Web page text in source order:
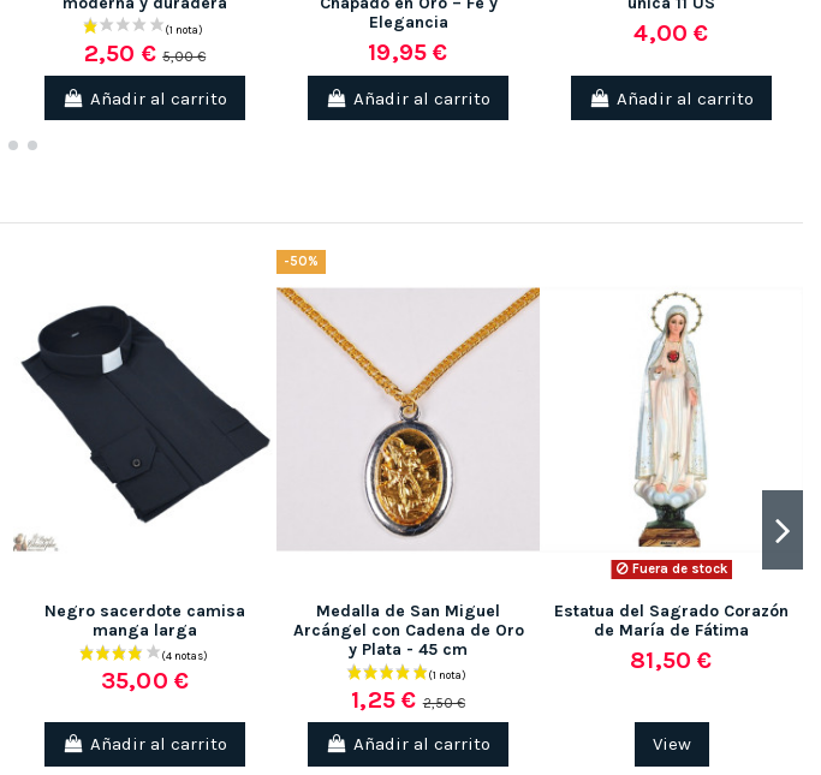
2,50 €5,00 €
Añadir al carrito
Elegancia
19,95 €
Añadir al carrito
4,00 €
Añadir al carrito
Negro sacerdote camisa
manga larga
35,00 €
Añadir al carrito
-50%
Medalla de San Miguel
Arcángel con Cadena de Oro
y Plata - 45 cm
1,25 €2,50 €
Añadir al carrito
Fuera de stock
Estatua del Sagrado Corazón
de María de Fátima
81,50 €
View